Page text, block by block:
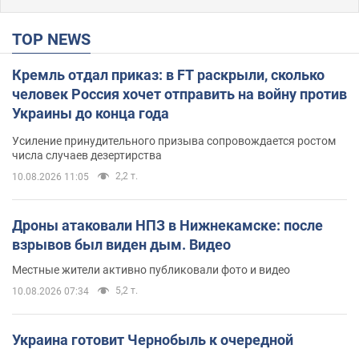
TOP NEWS
Кремль отдал приказ: в FT раскрыли, сколько
человек Россия хочет отправить на войну против
Украины до конца года
Усиление принудительного призыва сопровождается ростом
числа случаев дезертирства
10.08.2026 11:05 2,2 т.
Дроны атаковали НПЗ в Нижнекамске: после
взрывов был виден дым. Видео
Местные жители активно публиковали фото и видео
10.08.2026 07:34 5,2 т.
Украина готовит Чернобыль к очередной